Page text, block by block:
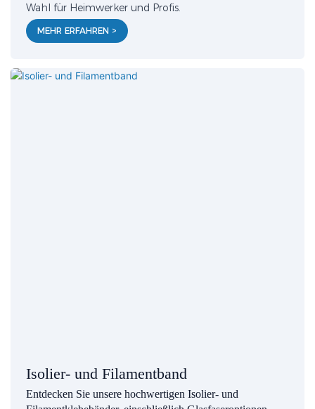
Wahl für Heimwerker und Profis.
MEHR ERFAHREN >
Isolier- und Filamentband
Entdecken Sie unsere hochwertigen Isolier- und